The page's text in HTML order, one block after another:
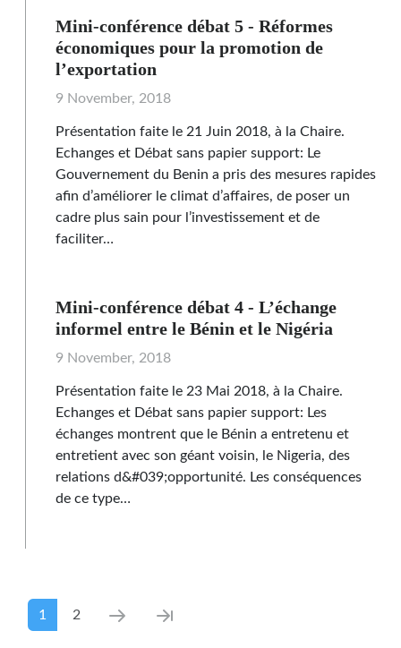
Mini-conférence débat 5 - Réformes
économiques pour la promotion de
l’exportation
9 November, 2018
Présentation faite le 21 Juin 2018, à la Chaire.
Echanges et Débat sans papier support: Le
Gouvernement du Benin a pris des mesures rapides
afin d’améliorer le climat d’affaires, de poser un
cadre plus sain pour l’investissement et de
faciliter…
Mini-conférence débat 4 - L’échange
informel entre le Bénin et le Nigéria
9 November, 2018
Présentation faite le 23 Mai 2018, à la Chaire.
Echanges et Débat sans papier support: Les
échanges montrent que le Bénin a entretenu et
entretient avec son géant voisin, le Nigeria, des
relations d&#039;opportunité. Les conséquences
de ce type…
Pagination
Current page
1 Page
2 Next pageLast page